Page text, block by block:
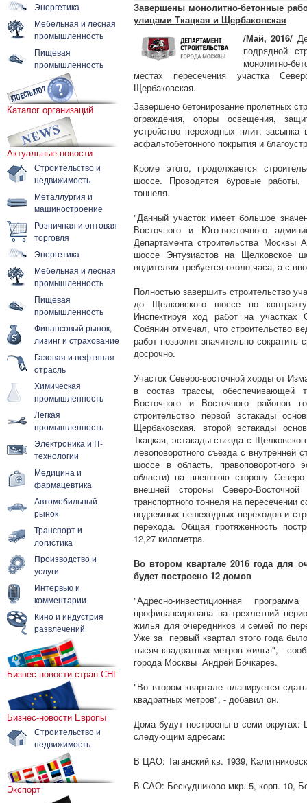
Энергетика
Мебельная и лесная
промышленность
Пищевая
промышленность
Каталог организаций
Актуальные новости
Строительство и
недвижимость
Металлургия и
машиностроение
Розничная и оптовая
торговля
Энергетика
Мебельная и лесная
промышленность
Пищевая
промышленность
Финансовый рынок,
лизинг и страхование
Газовая и нефтяная
отрасль
Химическая
промышленность
Легкая
промышленность
Электроника и IT-
технологии
Медицина и
фармацевтика
Автомобильный
рынок
Транспорт и
логистика
Производство и
услуги
Интервью и
комментарии
Кино и индустрия
развлечений
Бизнес-новости стран СНГ
Бизнес-новости Европы
Строительство и
недвижимость
Экспорт
Завершены монолитно-бетонные
улицами Ткацкая и Щербаковская
/Май, 2016/
подрядной
монолитно-
местах пересечения участка
Щербаковская.
Завершено бетонирование пролетных
ограждения, опоры освещения,
устройство переходных плит, засыпка
асфальтобетонного покрытия и
Кроме этого, продолжается
шоссе. Проводятся буровые работы,
тоннеля.
"Данный участок имеет большое
Восточного и Юго-восточного
Департамента строительства
шоссе Энтузиастов на Щелковское
водителям требуется около часа, а с
Полностью завершить строительство
до Щелковского шоссе по
Инспектируя ход работ на
Собянин отмечал, что строительство
работ позволит значительно
досрочно.
Участок Северо-восточной хорды от
в состав трассы, обеспечивающей
Восточного и Восточного районов
строительство первой эстакады
Щербаковская, второй эстакады
Ткацкая, эстакады съезда с
левоповоротного съезда с внутренней
шоссе в область, правоповоротного
области) на внешнюю сторону
внешней стороны Северо-
транспортного тоннеля на
подземных пешеходных переходов и
перехода. Общая протяженность
12,27 километра.
Во втором квартале 2016 года для
будет построено 12 домов
"Адресно-инвестиционная
профинансирована на трехлетний
жилья для очередников и семей по
Уже за первый квартал этого года
тысяч квадратных метров жилья", -
города Москвы Андрей Бочкарев.
"Во втором квартале планируется
квадратных метров", - добавил он.
Дома будут построены в семи
следующим адресам:
В ЦАО: Таганский кв. 1939,
В САО: Бескудниково мкр. 5, корп. 10,